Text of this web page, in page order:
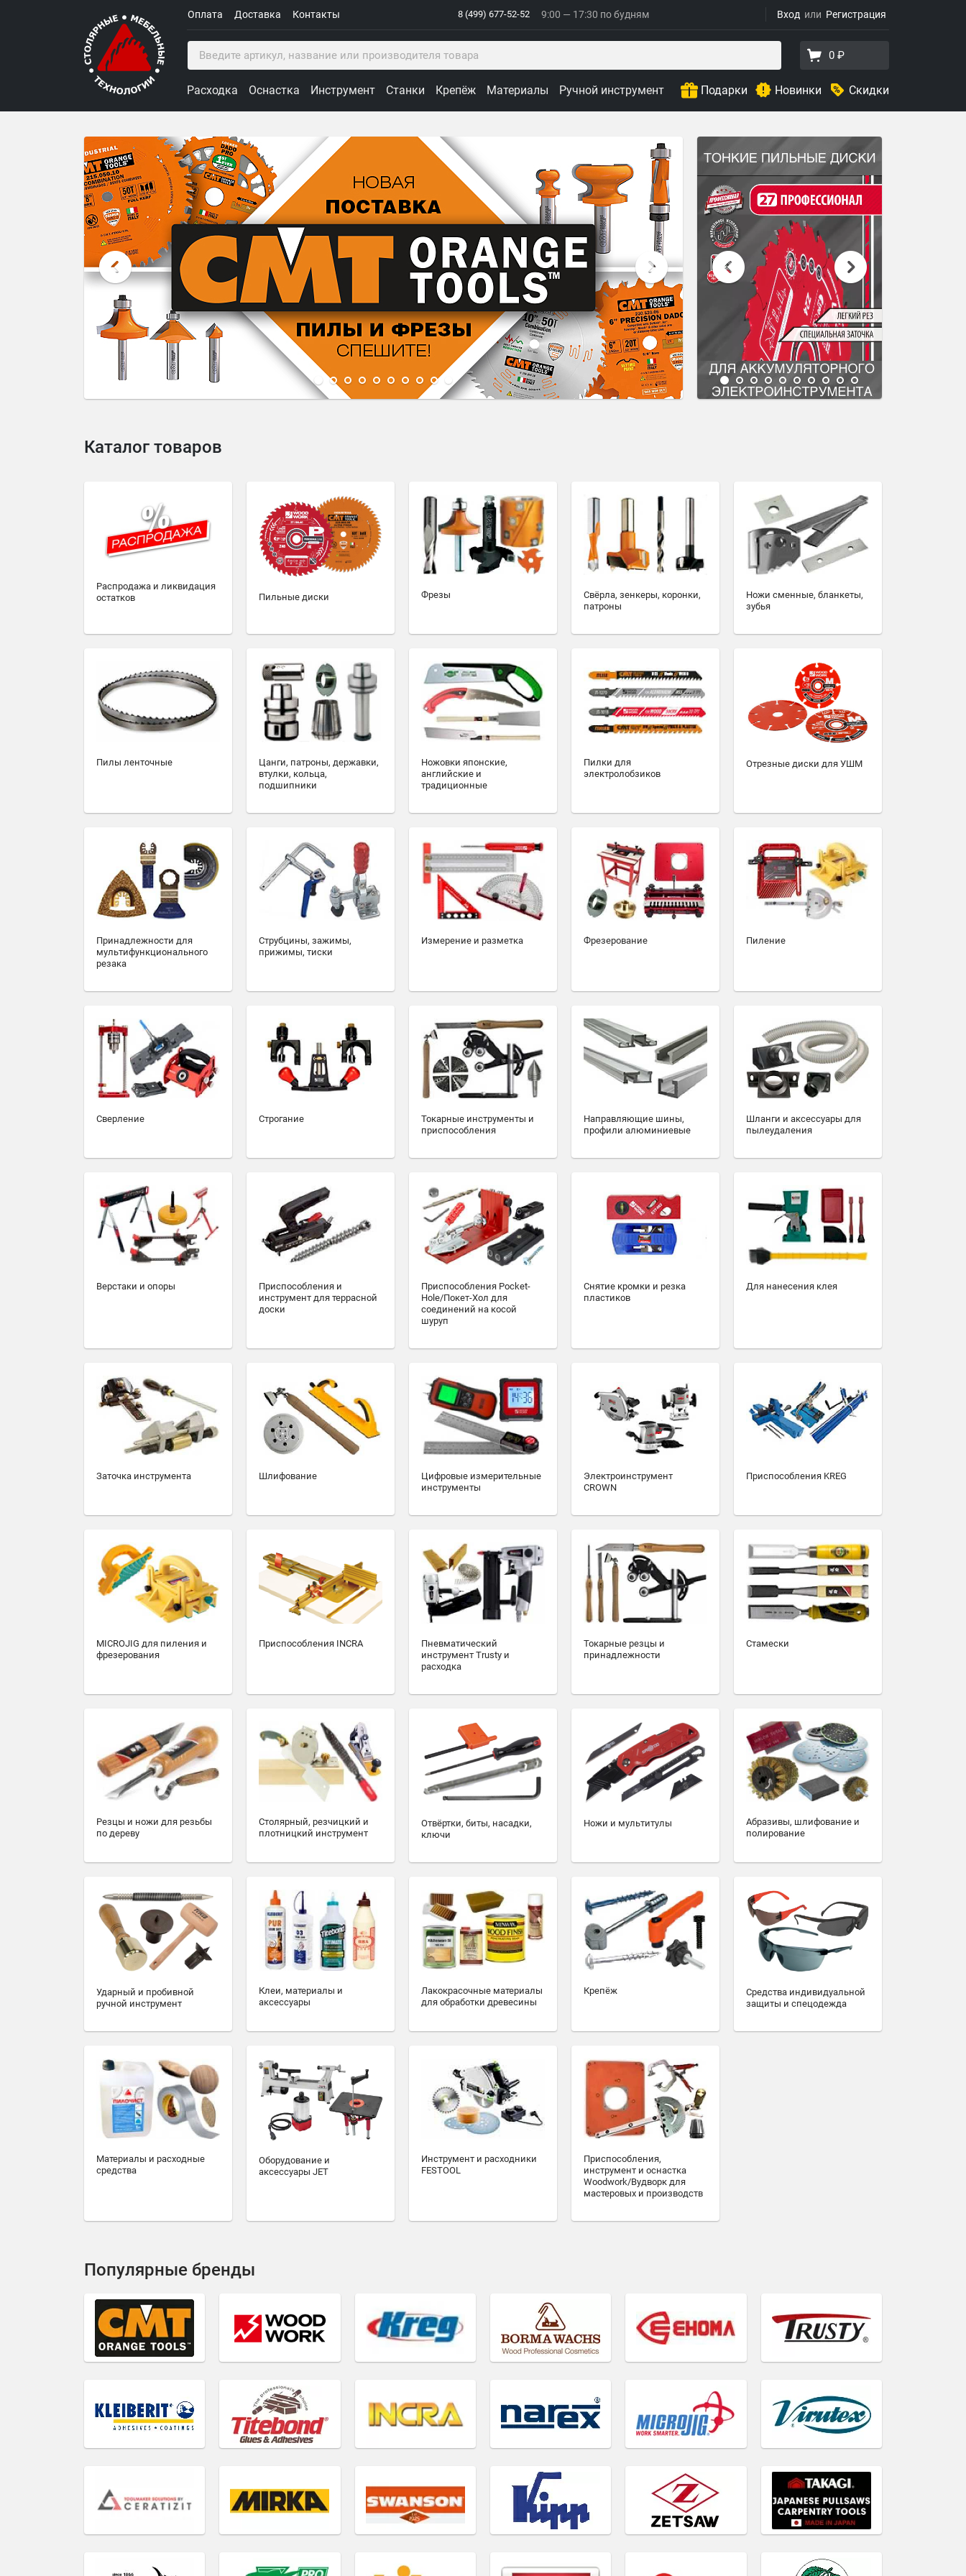
Оплата Доставка Контакты Вход Регистрация
8 (499) 677-52-52 9:00 — 17:30 по будням
0 ₽
Расходка Оснастка Инструмент Станки Крепёж Материалы Ручной инструмент Подарки Новинки Скидки
Столярные Мебельные Технологии
1 2 3 4 5 6 7 8 10
Каталог товаров
Распродажа и ликвидация
остатков
Пильные диски Фрезы
Свёрла, зенкеры, коронки,
патроны
Ножи сменные, бланкеты,
зубья
Пилы ленточные
Цанги, патроны, державки,
втулки, кольца,
подшипники
Ножовки японские,
английские и
традиционные
Пилки для
электролобзиков
Отрезные диски для УШМ
Принадлежности для
мультифункционального
резака
Струбцины, зажимы,
прижимы, тиски
Измерение и разметка Фрезерование Пиление
Сверление Строгание
Токарные инструменты и
приспособления
Направляющие шины,
профили алюминиевые
Шланги и аксессуары для
пылеудаления
Верстаки и опоры
Приспособления и
инструмент для террасной
доски
Приспособления Pocket-
Hole/Покет-Хол для
соединений на косой
шуруп
Снятие кромки и резка
пластиков
Для нанесения клея
Заточка инструмента Шлифование
Цифровые измерительные
инструменты
Электроинструмент
CROWN
Приспособления KREG
MICROJIG для пиления и
фрезерования
Приспособления INCRA
Пневматический
инструмент Trusty и
расходка
Токарные резцы и
принадлежности
Стамески
Резцы и ножи для резьбы
по дереву
Столярный, резчицкий и
плотницкий инструмент
Отвёртки, биты, насадки,
ключи
Ножи и мультитулы
Абразивы, шлифование и
полирование
Ударный и пробивной
ручной инструмент
Клеи, материалы и
аксессуары
Лакокрасочные материалы
для обработки древесины
Крепёж
Средства индивидуальной
защиты и спецодежда
Материалы и расходные
средства
Оборудование и
аксессуары JET
Инструмент и расходники
FESTOOL
Приспособления,
инструмент и оснастка
Woodwork/Вудворк для
мастеровых и производств
Популярные бренды